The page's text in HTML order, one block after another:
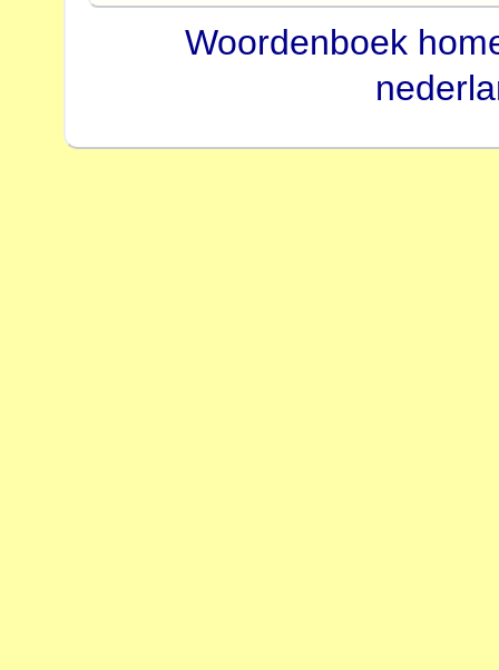
Woordenboek